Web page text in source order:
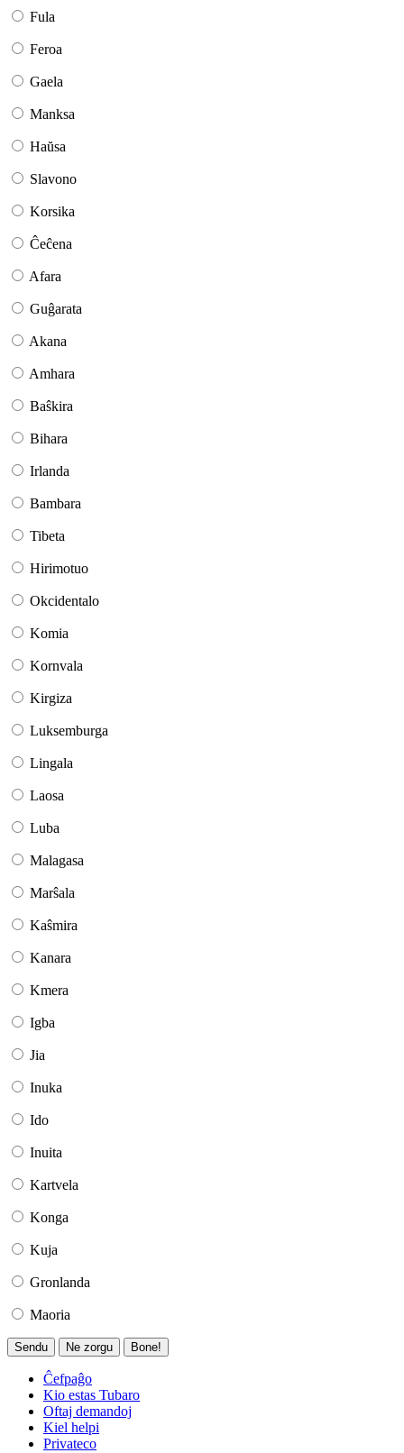
Fula
Feroa
Gaela
Manksa
Haŭsa
Slavono
Korsika
Ĉeĉena
Afara
Guĝarata
Akana
Amhara
Baŝkira
Bihara
Irlanda
Bambara
Tibeta
Hirimotuo
Okcidentalo
Komia
Kornvala
Kirgiza
Luksemburga
Lingala
Laosa
Luba
Malagasa
Marŝala
Kaŝmira
Kanara
Kmera
Igba
Jia
Inuka
Ido
Inuita
Kartvela
Konga
Kuja
Gronlanda
Maoria
Sendu Ne zorgu Bone!
Ĉefpaĝo
Kio estas Tubaro
Oftaj demandoj
Kiel helpi
Privateco